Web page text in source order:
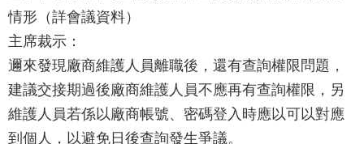
問
答
台
北
通
情形（詳會議資料）
主席裁示：
邇來發現廠商維護人員離職後，還有查詢權限問題，
建議交接期過後廠商維護人員不應再有查詢權限，另
維護人員若係以廠商帳號、密碼登入時應以可以對應
到個人，以避免日後查詢發生爭議。